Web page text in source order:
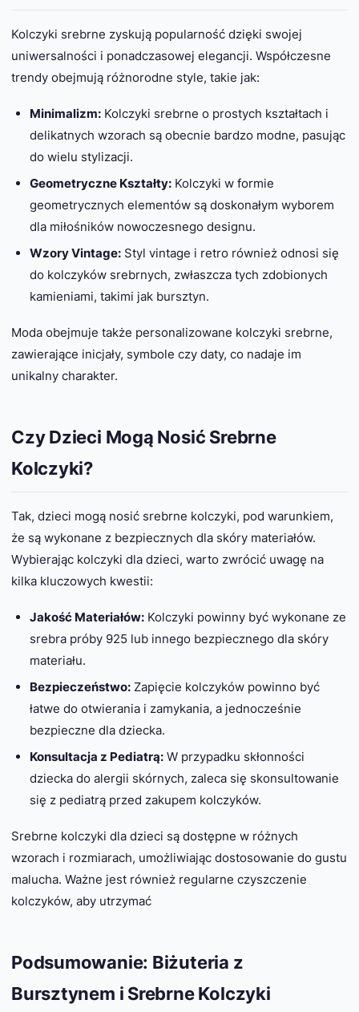
Kolczyki srebrne zyskują popularność dzięki swojej
uniwersalności i ponadczasowej elegancji. Współczesne
trendy obejmują różnorodne style, takie jak:
Minimalizm:Kolczyki srebrne o prostych kształtach i
delikatnych wzorach są obecnie bardzo modne, pasując
do wielu stylizacji.
Geometryczne Kształty:Kolczyki w formie
geometrycznych elementów są doskonałym wyborem
dla miłośników nowoczesnego designu.
Wzory Vintage:Styl vintage i retro również odnosi się
do kolczyków srebrnych, zwłaszcza tych zdobionych
kamieniami, takimi jak bursztyn.
Moda obejmuje także personalizowane kolczyki srebrne,
zawierające inicjały, symbole czy daty, co nadaje im
unikalny charakter.
Czy Dzieci Mogą Nosić Srebrne
Kolczyki?
Tak, dzieci mogą nosić srebrne kolczyki, pod warunkiem,
że są wykonane z bezpiecznych dla skóry materiałów.
Wybierając kolczyki dla dzieci, warto zwrócić uwagę na
kilka kluczowych kwestii:
Jakość Materiałów:Kolczyki powinny być wykonane ze
srebra próby 925 lub innego bezpiecznego dla skóry
materiału.
Bezpieczeństwo:Zapięcie kolczyków powinno być
łatwe do otwierania i zamykania, a jednocześnie
bezpieczne dla dziecka.
Konsultacja z Pediatrą:W przypadku skłonności
dziecka do alergii skórnych, zaleca się skonsultowanie
się z pediatrą przed zakupem kolczyków.
Srebrne kolczyki dla dzieci są dostępne w różnych
wzorach i rozmiarach, umożliwiając dostosowanie do gustu
malucha. Ważne jest również regularne czyszczenie
kolczyków, aby utrzymać
Podsumowanie: Biżuteria z
Bursztynem i Srebrne Kolczyki